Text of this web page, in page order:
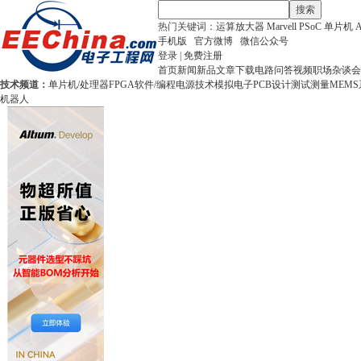
搜索
热门关键词： 运算放大器 Marvell PSoC 单片机
手机版
官方微博
微信公众号
登录 免费注册
首页新闻新品文章下载电路问答视频职场杂谈
技术频道： 单片机/处理器FPGA软件/编程电源技术模拟电子PCB设计测试测量MEMS
机器人